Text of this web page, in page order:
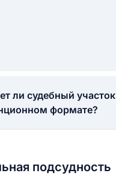
ли судебный участок
формате?
подсудность